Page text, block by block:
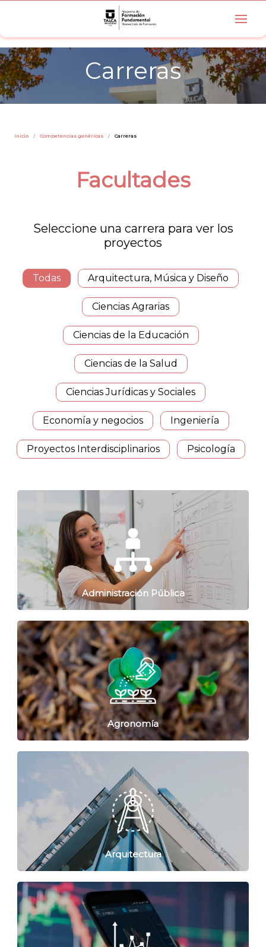
Carreras
Inicio Competencias genéricas Carreras
Facultades
Seleccione una carrera para ver los
proyectos
Todas Arquitectura, Música y Diseño
Ciencias Agrarias
Ciencias de la Educación
Ciencias de la Salud
Ciencias Jurídicas y Sociales
Economía y negocios Ingeniería
Proyectos Interdisciplinarios Psicología
Administración Pública
Agronomía
Arquitectura